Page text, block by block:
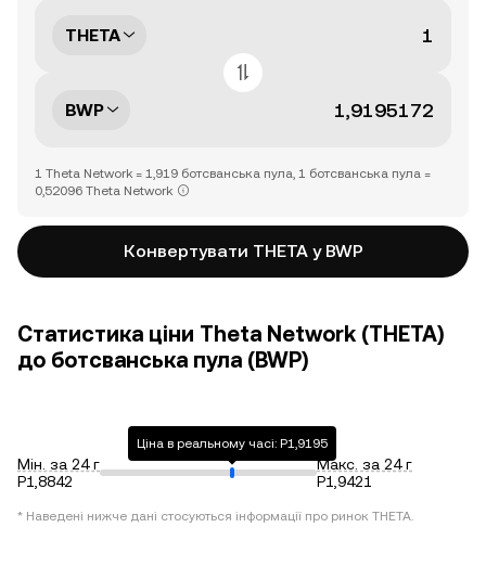
THETA
BWP
1 Theta Network = 1,919 ботсванська пула, 1 ботсванська пула =
0,52096 Theta Network
Конвертувати THETA у BWP
Статистика ціни Theta Network (THETA)
до ботсванська пула (BWP)
Мін. за 24 г
P1,8842
Ціна в реальному часі: P1,9195
Макс. за 24 г
P1,9421
* Наведені нижче дані стосуються інформації про ринок THETA.